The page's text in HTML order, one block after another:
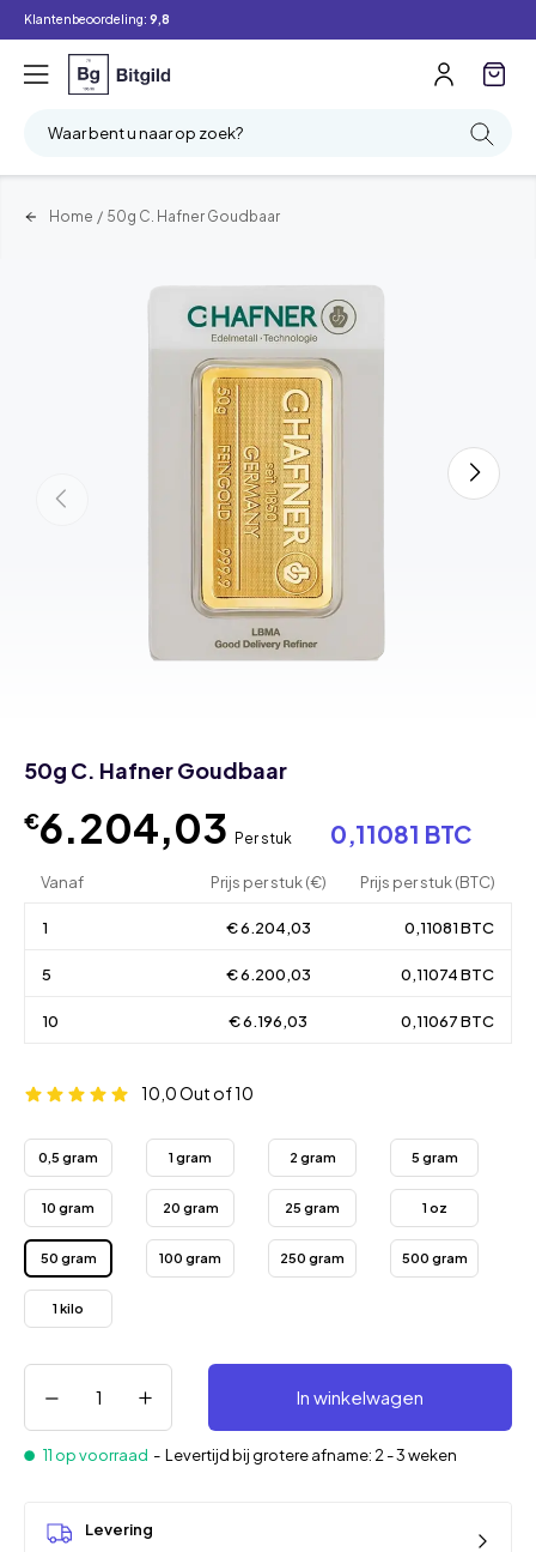
Klantenbeoordeling: 9,8
Waar bent u naar op zoek?
Home / 50g C. Hafner Goudbaar
50g C. Hafner Goudbaar
€6.204,03 Per stuk 0,11081 BTC
Vanaf Prijs per stuk (€) Prijs per stuk (BTC)
1 € 6.204,03 0,11081 BTC
5 € 6.200,03 0,11074 BTC
10 € 6.196,03 0,11067 BTC
10,0Out of 10
0,5 gram 1 gram 2 gram 5 gram
10 gram 20 gram 25 gram 1 oz
50 gram 100 gram 250 gram 500 gram
1 kilo
In winkelwagen
11 op voorraad - Levertijd bij grotere afname: 2 - 3 weken
Levering